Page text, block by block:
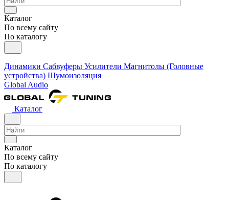
Каталог
По всему сайту
По каталогу
Динамики Сабвуферы Усилители Магнитолы (Головные
устройства) Шумоизоляция
Global Audio
Каталог
Каталог
По всему сайту
По каталогу